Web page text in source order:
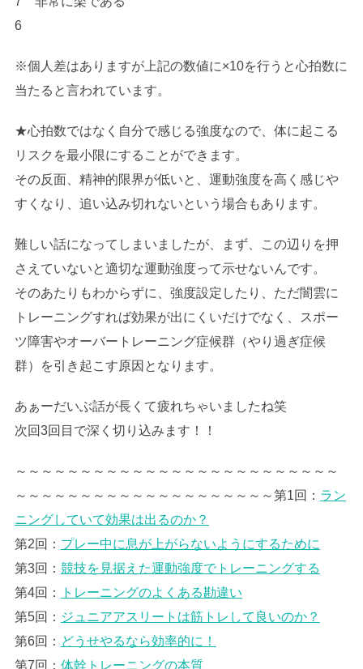
6
※個人差はありますが上記の数値に×10を行うと心拍数に
当たると言われています。
★心拍数ではなく自分で感じる強度なので、体に起こる
リスクを最小限にすることができます。
その反面、精神的限界が低いと、運動強度を高く感じや
すくなり、追い込み切れないという場合もあります。
難しい話になってしまいましたが、まず、この辺りを押
さえていないと適切な運動強度って示せないんです。
そのあたりもわからずに、強度設定したり、ただ闇雲に
トレーニングすれば効果が出にくいだけでなく、スポー
ツ障害やオーバートレーニング症候群（やり過ぎ症候
群）を引き起こす原因となります。
あぁーだいぶ話が長くて疲れちゃいましたね笑
次回3回目で深く切り込みます！！
～～～～～～～～～～～～～～～～～～～～～～～～～
～～～～～～～～～～～～～～～～～～～～第1回： ラン
ニングしていて効果は出るのか？
第2回： プレー中に息が上がらないようにするために
第3回： 競技を見据えた運動強度でトレーニングする
第4回：
トレーニングのよくある勘違い
第5回： ジュニアアスリートは筋トレして良いのか？
第6回： どうせやるなら効率的に！
第7回： 体幹トレーニングの本質